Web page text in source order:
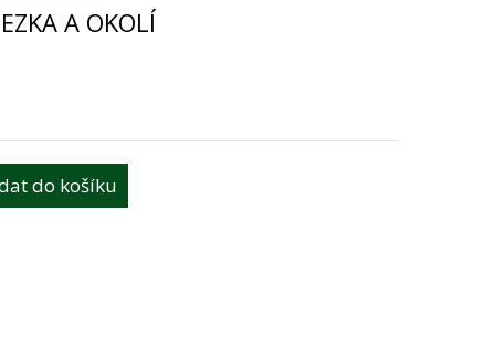
A OKOLÍ
do košíku